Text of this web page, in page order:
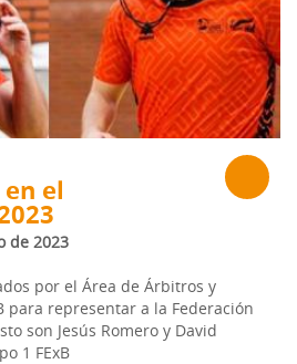
el
de 2023
por el Área de Árbitros y
para representar a la Federación
son Jesús Romero y David
1 FExB